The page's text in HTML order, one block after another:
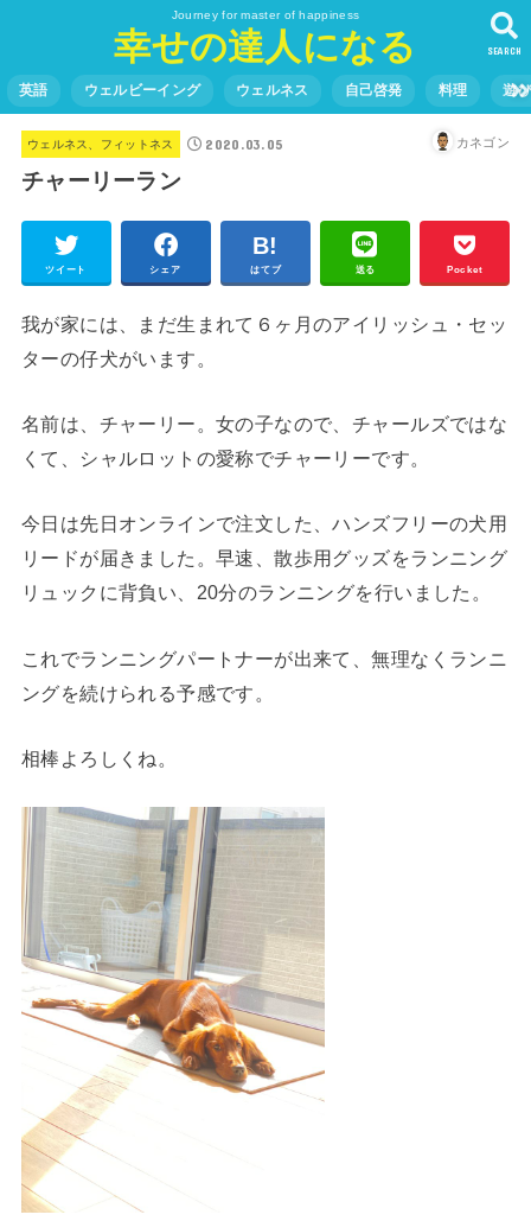
Journey for master of happiness
幸せの達人になる SEARCH
英語 ウェルビーイング ウェルネス 自己啓発 料理 遊
ウェルネス、フィットネス 2020.03.05 カネゴン
チャーリーラン
ツイート シェア はてブ 送る Pocket
我が家には、まだ生まれて６ヶ月のアイリッシュ・セッ
ターの仔犬がいます。
名前は、チャーリー。女の子なので、チャールズではな
くて、シャルロットの愛称でチャーリーです。
今日は先日オンラインで注文した、ハンズフリーの犬用
リードが届きました。早速、散歩用グッズをランニング
リュックに背負い、20分のランニングを行いました。
これでランニングパートナーが出来て、無理なくランニ
ングを続けられる予感です。
相棒よろしくね。